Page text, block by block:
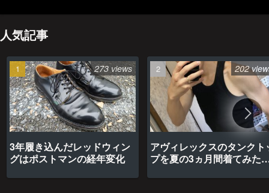
人気記事
3年履き込んだレッドウィン
グはポストマンの経年変化
273 views
アヴィレックスのタンクト
プを夏の3ヵ月間着てみた
202